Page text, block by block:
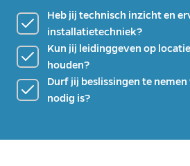
Heb jij technisch inzicht en
installatietechniek?
Kun jij leidinggeven op
houden?
Durf jij beslissingen te
nodig is?